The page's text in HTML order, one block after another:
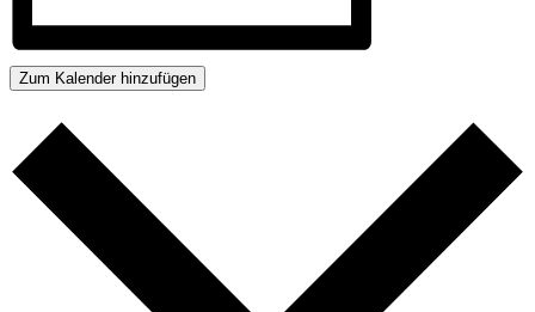
Zum Kalender hinzufügen